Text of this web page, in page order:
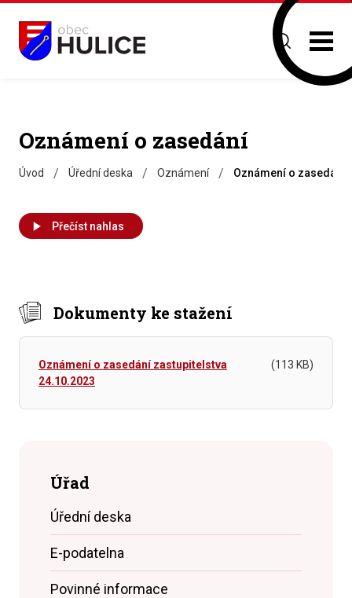
Oznámení o zasedání
Úvod / Úřední deska / Oznámení / Oznámení o zasedání
Přečíst nahlas
Dokumenty ke stažení
Oznámení o zasedání zastupitelstva
24.10.2023
(113 KB)
Úřad
Úřední deska
E-podatelna
Povinné informace